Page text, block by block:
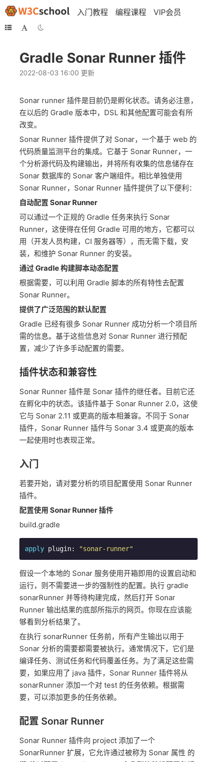
入门教程 编程课程 VIP会员
Gradle Sonar Runner 插件
2022-08-03 16:00 更新
Sonar runner 插件是目前仍是孵化状态。请务必注意，
在以后的 Gradle 版本中，DSL 和其他配置可能会有所
改变。
Sonar Runner 插件提供了对 Sonar，一个基于 web 的
代码质量监测平台的集成。它基于 Sonar Runner，一
个分析源代码及构建输出，并将所有收集的信息储存在
Sonar 数据库的 Sonar 客户端组件。相比单独使用
Sonar Runner，Sonar Runner 插件提供了以下便利：
自动配置 Sonar Runner
可以通过一个正规的 Gradle 任务来执行 Sonar
Runner，这使得在任何 Gradle 可用的地方，它都可以
用（开发人员构建，CI 服务器等），而无需下载，安
装，和维护 Sonar Runner 的安装。
通过 Gradle 构建脚本动态配置
根据需要，可以利用 Gradle 脚本的所有特性去配置
Sonar Runner。
提供了广泛范围的默认配置
Gradle 已经有很多 Sonar Runner 成功分析一个项目所
需的信息。基于这些信息对 Sonar Runner 进行预配
置，减少了许多手动配置的需要。
插件状态和兼容性
Sonar Runner 插件是 Sonar 插件的继任者。目前它还
在孵化中的状态。该插件基于 Sonar Runner 2.0，这使
它与 Sonar 2.11 或更高的版本相兼容。不同于 Sonar
插件，Sonar Runner 插件与 Sonar 3.4 或更高的版本
一起使用时也表现正常。
入门
若要开始，请对要分析的项目配置使用 Sonar Runner
插件。
配置使用 Sonar Runner 插件
build.gradle
apply plugin: "sonar-runner"
假设一个本地的 Sonar 服务使用开箱即用的设置启动和
运行，则不需要进一步的强制性的配置。执行 gradle
sonarRunner 并等待构建完成，然后打开 Sonar
Runner 输出结果的底部所指示的网页。你现在应该能
够看到分析结果了。
在执行 sonarRunner 任务前，所有产生输出以用于
Sonar 分析的需要都需要被执行。通常情况下，它们是
编译任务、测试任务和代码覆盖任务。为了满足这些需
要，如果应用了 java 插件，Sonar Runner 插件将从
sonarRunner 添加一个对 test 的任务依赖。根据需
要，可以添加更多的任务依赖。
配置 Sonar Runner
Sonar Runner 插件向 project 添加了一个
SonarRunner 扩展，它允许通过被称为 Sonar 属性 的